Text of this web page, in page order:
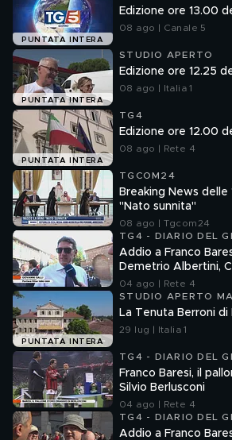
PUNTATA INTERA
Edizione ore 13.00
08 ago | Canale 5
PUNTATA INTERA
STUDIO APERTO
Edizione ore 12.25
08 ago | Italia 1
PUNTATA INTERA
TG4
Edizione ore 12.00
08 ago | Rete 4
TGCOM24
Breaking News delle
"Nato sunnita"
08 ago | Tgcom24
TG4 - DIARIO DEL
Addio a Franco
Demetrio Albertini,
Giovanni Galli
04 ago | Rete 4
PUNTATA INTERA
STUDIO APERTO
La Tenuta Berroni di
29 lug | Italia 1
TG4 - DIARIO DEL
Franco Baresi, il
Silvio Berlusconi
04 ago | Rete 4
TG4 - DIARIO DEL
Addio a Franco